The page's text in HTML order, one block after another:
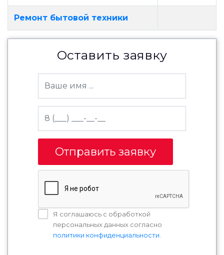
Ремонт бытовой техники
Оставить заявку
Отправить заявку
Я соглашаюсь с обработкой
персональных данных согласно
политики конфиденциальности